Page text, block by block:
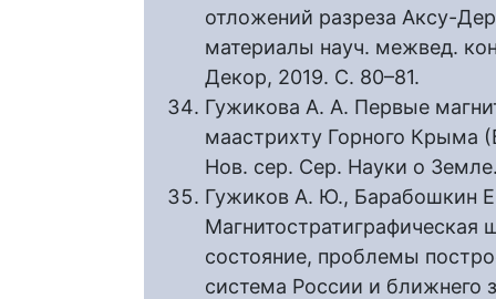
отложений разреза Аксу-
материалы науч. межвед.
Декор, 2019. С. 80–81.
Гужикова А. А. Первые
маастрихту Горного Крыма
Нов. сер. Сер. Науки о
Гужиков А. Ю., Барабошкин
состояние, проблемы
система России и ближнего